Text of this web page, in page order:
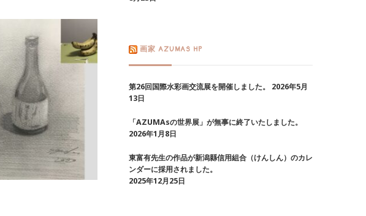
画家 AZUMAS HP
第26回国際水彩画交流展を開催しました。
2026年5月
13日
「AZUMAsの世界展」が無事に終了いたしました。
2026年1月8日
東富有先生の作品が新潟縣信用組合（けんしん）のカレ
ンダーに採用されました。
2025年12月25日